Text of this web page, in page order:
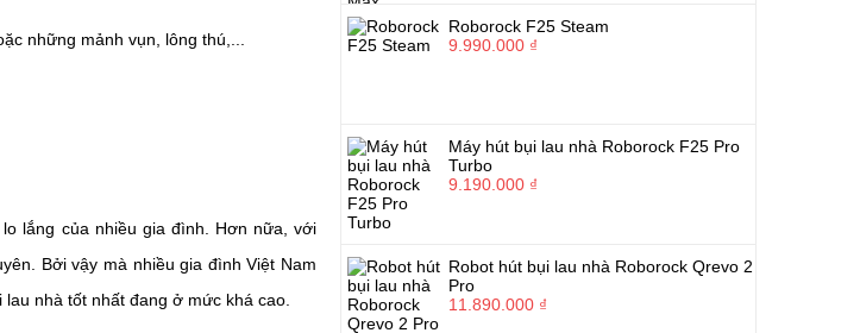
những mảnh vụn, lông thú,...
lắng của nhiều gia đình. Hơn nữa, với
Bởi vậy mà nhiều gia đình Việt Nam
nhà tốt nhất đang ở mức khá cao.
Roborock F25 Steam
9.990.000 ₫
Máy hút bụi lau nhà Roborock F25 Pro
Turbo
9.190.000 ₫
Robot hút bụi lau nhà Roborock Qrevo 2
Pro
11.890.000 ₫